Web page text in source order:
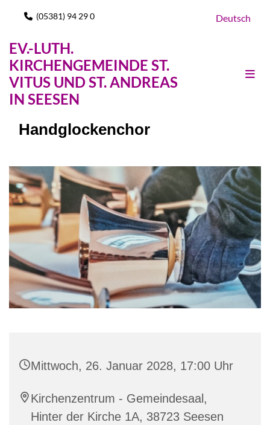
 (05381) 94 29 0 Deutsch
EV.-LUTH.
KIRCHENGEMEINDE ST.
VITUS UND ST. ANDREAS
IN SEESEN
Handglockenchor
Mittwoch, 26. Januar 2028, 17:00 Uhr
Kirchenzentrum - Gemeindesaal,
Hinter der Kirche 1A, 38723 Seesen